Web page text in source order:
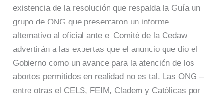
existencia de la resolución que respalda la Guía un
grupo de ONG que presentaron un informe
alternativo al oficial ante el Comité de la Cedaw
advertirán a las expertas que el anuncio que dio el
Gobierno como un avance para la atención de los
abortos permitidos en realidad no es tal. Las ONG –
entre otras el CELS, FEIM, Cladem y Católicas por